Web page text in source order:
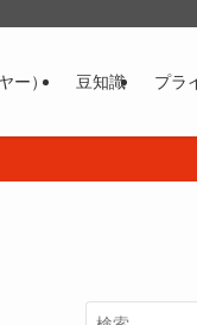
ー） 豆知識 プラ